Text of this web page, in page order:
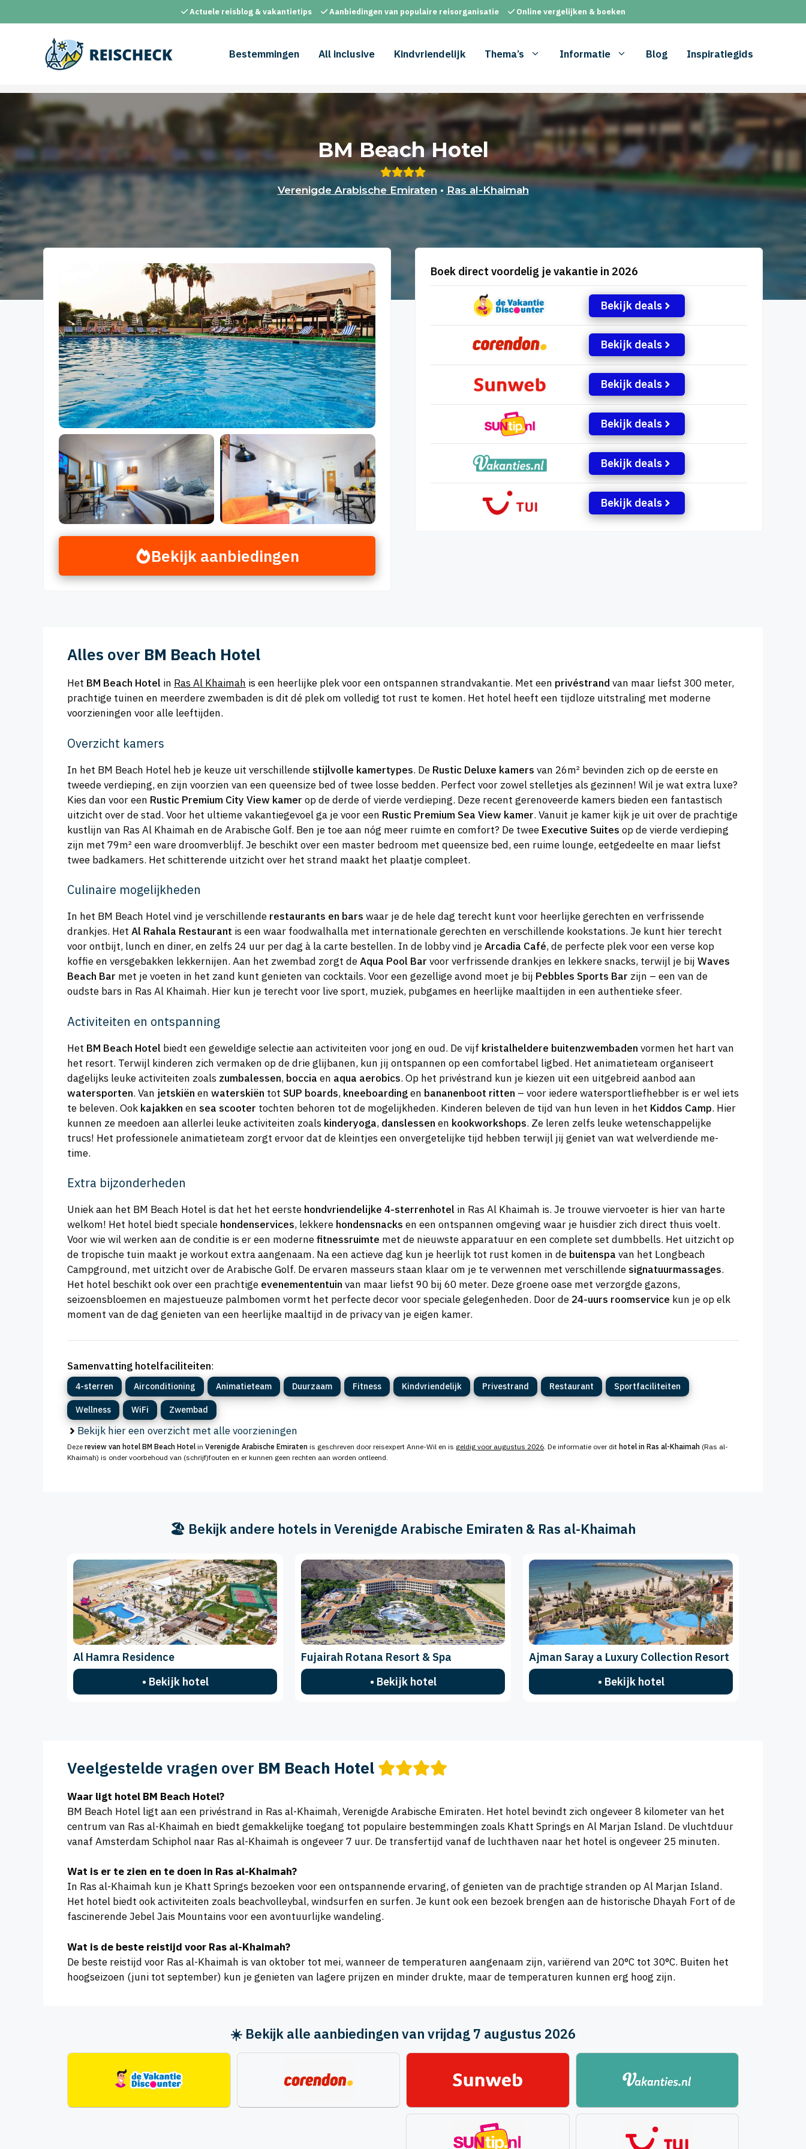
naar
Actuele reisblog & vakantietips Aanbiedingen van populaire reisorganisatie Online vergelijken & boeken
Bestemmingen All inclusive Kindvriendelijk Thema’s Informatie Blog Inspiratiegids
BM Beach Hotel
Verenigde Arabische Emiraten • Ras al-Khaimah
Bekijk aanbiedingen
Boek direct voordelig je vakantie in 2026
Bekijk deals
Bekijk deals
Bekijk deals
Bekijk deals
Bekijk deals
Bekijk deals
Alles over BM Beach Hotel
Het BM Beach Hotel in Ras Al Khaimah is een heerlijke plek voor een ontspannen strandvakantie. Met een privéstrand van maar liefst 300 meter,
prachtige tuinen en meerdere zwembaden is dit dé plek om volledig tot rust te komen. Het hotel heeft een tijdloze uitstraling met moderne
voorzieningen voor alle leeftijden.
Overzicht kamers
In het BM Beach Hotel heb je keuze uit verschillende stijlvolle kamertypes. De Rustic Deluxe kamers van 26m² bevinden zich op de eerste en
tweede verdieping, en zijn voorzien van een queensize bed of twee losse bedden. Perfect voor zowel stelletjes als gezinnen! Wil je wat extra luxe?
Kies dan voor een Rustic Premium City View kamer op de derde of vierde verdieping. Deze recent gerenoveerde kamers bieden een fantastisch
uitzicht over de stad. Voor het ultieme vakantiegevoel ga je voor een Rustic Premium Sea View kamer. Vanuit je kamer kijk je uit over de prachtige
kustlijn van Ras Al Khaimah en de Arabische Golf. Ben je toe aan nóg meer ruimte en comfort? De twee Executive Suites op de vierde verdieping
zijn met 79m² een ware droomverblijf. Je beschikt over een master bedroom met queensize bed, een ruime lounge, eetgedeelte en maar liefst
twee badkamers. Het schitterende uitzicht over het strand maakt het plaatje compleet.
Culinaire mogelijkheden
In het BM Beach Hotel vind je verschillende restaurants en bars waar je de hele dag terecht kunt voor heerlijke gerechten en verfrissende
drankjes. Het Al Rahala Restaurant is een waar foodwalhalla met internationale gerechten en verschillende kookstations. Je kunt hier terecht
voor ontbijt, lunch en diner, en zelfs 24 uur per dag à la carte bestellen. In de lobby vind jeArcadia Café, de perfecte plek voor een verse kop
koffie en versgebakken lekkernijen. Aan het zwembad zorgt deAqua Pool Bar voor verfrissende drankjes en lekkere snacks, terwijl je bij Waves
Beach Bar met je voeten in het zand kunt genieten van cocktails. Voor een gezellige avond moet je bij Pebbles Sports Bar zijn – een van de
oudste bars in Ras Al Khaimah. Hier kun je terecht voor live sport, muziek, pubgames en heerlijke maaltijden in een authentieke sfeer.
Activiteiten en ontspanning
Het BM Beach Hotel biedt een geweldige selectie aan activiteiten voor jong en oud. De vijf kristalheldere buitenzwembaden vormen het hart van
het resort. Terwijl kinderen zich vermaken op de drie glijbanen, kun jij ontspannen op een comfortabel ligbed. Het animatieteam organiseert
dagelijks leuke activiteiten zoals zumbalessen, boccia en aqua aerobics. Op het privéstrand kun je kiezen uit een uitgebreid aanbod aan
watersporten. Van jetskiën en waterskiën tot SUP boards, kneeboardingen bananenboot ritten – voor iedere watersportliefhebber is er wel iets
te beleven. Ook kajakken en sea scooter tochten behoren tot de mogelijkheden. Kinderen beleven de tijd van hun leven in het Kiddos Camp. Hier
kunnen ze meedoen aan allerlei leuke activiteiten zoals kinderyoga, danslessen en kookworkshops. Ze leren zelfs leuke wetenschappelijke
trucs! Het professionele animatieteam zorgt ervoor dat de kleintjes een onvergetelijke tijd hebben terwijl jij geniet van wat welverdiende me-
time.
Extra bijzonderheden
Uniek aan het BM Beach Hotel is dat het het eerste hondvriendelijke 4-sterrenhotel in Ras Al Khaimah is. Je trouwe viervoeter is hier van harte
welkom! Het hotel biedt speciale hondenservices, lekkere hondensnacks en een ontspannen omgeving waar je huisdier zich direct thuis voelt.
Voor wie wil werken aan de conditie is er een modernefitnessruimte met de nieuwste apparatuur en een complete set dumbbells. Het uitzicht op
de tropische tuin maakt je workout extra aangenaam. Na een actieve dag kun je heerlijk tot rust komen in de buitenspa van het Longbeach
Campground, met uitzicht over de Arabische Golf. De ervaren masseurs staan klaar om je te verwennen met verschillende signatuurmassages.
Het hotel beschikt ook over een prachtige evenemententuin van maar liefst 90 bij 60 meter. Deze groene oase met verzorgde gazons,
seizoensbloemen en majestueuze palmbomen vormt het perfecte decor voor speciale gelegenheden. Door de 24-uurs roomservice kun je op elk
moment van de dag genieten van een heerlijke maaltijd in de privacy van je eigen kamer.
Samenvatting hotelfaciliteiten:
4-sterren Airconditioning Animatieteam Duurzaam Fitness Kindvriendelijk Privestrand Restaurant Sportfaciliteiten
Wellness WiFi Zwembad
Bekijk hier een overzicht met alle voorzieningen
Deze review van hotel BM Beach Hotel in Verenigde Arabische Emiraten is geschreven door reisexpert Anne-Wil en is geldig voor augustus 2026. De informatie over dit hotel in Ras al-Khaimah (Ras al-
Khaimah) is onder voorbehoud van (schrijf)fouten en er kunnen geen rechten aan worden ontleend.
🏖️ Bekijk andere hotels in Verenigde Arabische Emiraten & Ras al-Khaimah
Al Hamra Residence
• Bekijk hotel
Fujairah Rotana Resort & Spa
• Bekijk hotel
Ajman Saray a Luxury Collection Resort
• Bekijk hotel
Veelgestelde vragen over BM Beach Hotel
Waar ligt hotel BM Beach Hotel?
BM Beach Hotel ligt aan een privéstrand in Ras al-Khaimah, Verenigde Arabische Emiraten. Het hotel bevindt zich ongeveer 8 kilometer van het
centrum van Ras al-Khaimah en biedt gemakkelijke toegang tot populaire bestemmingen zoals Khatt Springs en Al Marjan Island. De vluchtduur
vanaf Amsterdam Schiphol naar Ras al-Khaimah is ongeveer 7 uur. De transfertijd vanaf de luchthaven naar het hotel is ongeveer 25 minuten.
Wat is er te zien en te doen in Ras al-Khaimah?
In Ras al-Khaimah kun je Khatt Springs bezoeken voor een ontspannende ervaring, of genieten van de prachtige stranden op Al Marjan Island.
Het hotel biedt ook activiteiten zoals beachvolleybal, windsurfen en surfen. Je kunt ook een bezoek brengen aan de historische Dhayah Fort of de
fascinerende Jebel Jais Mountains voor een avontuurlijke wandeling.
Wat is de beste reistijd voor Ras al-Khaimah?
De beste reistijd voor Ras al-Khaimah is van oktober tot mei, wanneer de temperaturen aangenaam zijn, variërend van 20°C tot 30°C. Buiten het
hoogseizoen (juni tot september) kun je genieten van lagere prijzen en minder drukte, maar de temperaturen kunnen erg hoog zijn.
☀️ Bekijk alle aanbiedingen van vrijdag 7 augustus 2026